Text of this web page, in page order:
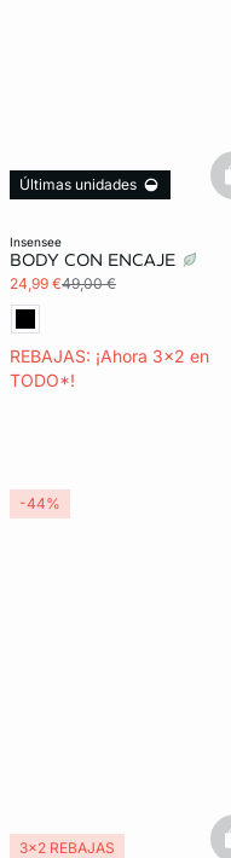
insensee
BODY CON ENCAJE
24,99 €49,00 €
REBAJAS: ¡Ahora 3x2 en
TODO*!
Últimas unidades
3x2 REBAJAS
-44%